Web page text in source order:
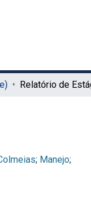
; Manejo;